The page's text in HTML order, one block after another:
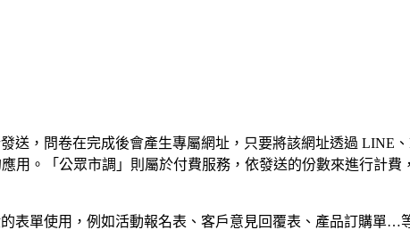
送，問卷在完成後會產生專屬網址，只要將該網址透過 LINE
用。「公眾市調」則屬於付費服務，依發送的份數來進行計
表單使用，例如活動報名表、客戶意見回覆表、產品訂購單